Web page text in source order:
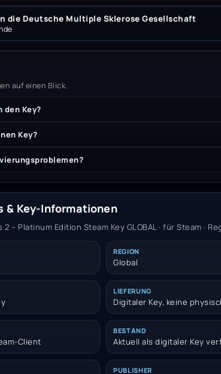
die Deutsche Multiple Sklerose Gesellschaft
auf einen Blick.
den Key?
Key?
& Key-Informationen
– Platinum Edition Steam Key GLOBAL · für Steam ·
REGION
Global
LIEFERUNG
Digitaler Key, keine
Client
BESTAND
Aktuell als digitaler Key
PUBLISHER